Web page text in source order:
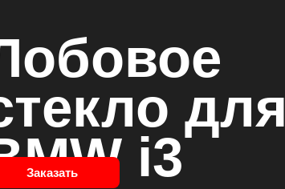
для
i3
Заказать